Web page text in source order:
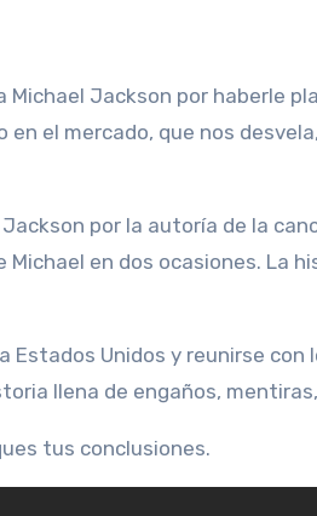
Michael Jackson por haberle
el mercado, que nos
por la autoría de la
en dos ocasiones. La
Estados Unidos y reunirse
llena de engaños,
tus conclusiones.